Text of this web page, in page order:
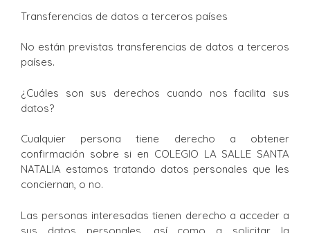
Transferencias de datos a terceros países
No están previstas transferencias de datos a terceros
países.
¿Cuáles son sus derechos cuando nos facilita sus
datos?
Cualquier persona tiene derecho a obtener
confirmación sobre si en COLEGIO LA SALLE SANTA
NATALIA estamos tratando datos personales que les
conciernan, o no.
Las personas interesadas tienen derecho a acceder a
sus datos personales, así como a solicitar la